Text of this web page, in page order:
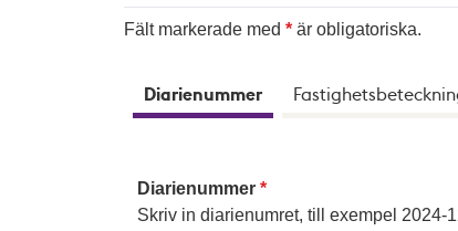
Fält markerade med är obligatoriska.
Diarienummer
Diarienummer
Skriv in diarienumret, till exempel 2024-